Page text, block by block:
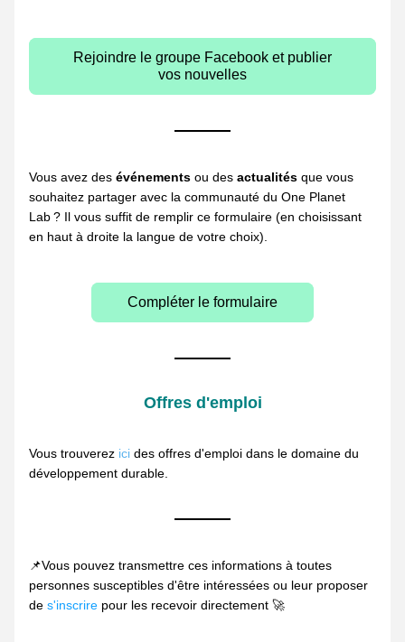
Rejoindre le groupe Facebook et publier
vos nouvelles
Vous avez des événements ou des actualités que vous
souhaitez partager avec la communauté du One Planet
Lab ? Il vous suffit de remplir ce formulaire (en choisissant
en haut à droite la langue de votre choix).
Compléter le formulaire
Offres d'emploi
Vous trouverez ici des offres d'emploi dans le domaine du
développement durable.
📌Vous pouvez transmettre ces informations à toutes
personnes susceptibles d'être intéressées ou leur proposer
de s'inscrire pour les recevoir directement 🚀